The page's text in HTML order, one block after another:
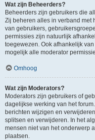
Wat zijn Beheerders?
Beheerders zijn gebruikers die
Zij beheren alles in verband met
van gebruikers,
permissies zijn natuurlijk
toegewezen. Ook afhankelijk
mogelijk alle moderator
Omhoog
Wat zijn Moderators?
Moderators zijn gebruikers of
dagelijkse werking van het
berichten wijzigen en
splitsen en verwijderen. In het
mensen niet van het onderwerp
plaatsen.